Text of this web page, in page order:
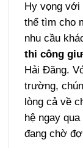
Hy vọng
thể tìm cho
nhu cầu
thi công
Hải Đăng.
trường,
lòng cả về
hệ ngay
đang chờ